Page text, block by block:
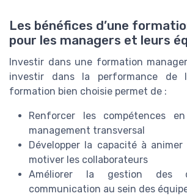
Les bénéfices d’une
pour les managers et leurs
Investir dans une formation
investir dans la performance de
formation bien choisie permet de :
Renforcer les compétences
management transversal
Développer la capacité à
motiver les collaborateurs
Améliorer la gestion
communication au sein des